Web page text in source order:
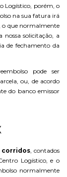
Logístico, porém, o
na sua fatura irá
o que normalmente
nossa solicitação, a
de fechamento da
pode ser
ou, de acordo
do banco emissor
corridos , contados
Logístico, e o
normalmente